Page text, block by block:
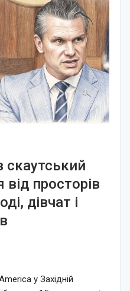
скаутський
від просторів
дівчат і
у Західній